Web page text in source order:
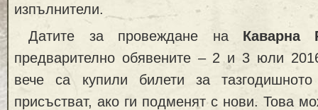
изпълнители.
Датите за провеждане на Каварна
предварително обявените – 2 и 3 юли
вече са купили билети за
присъстват, ако ги подменят с нови. Това